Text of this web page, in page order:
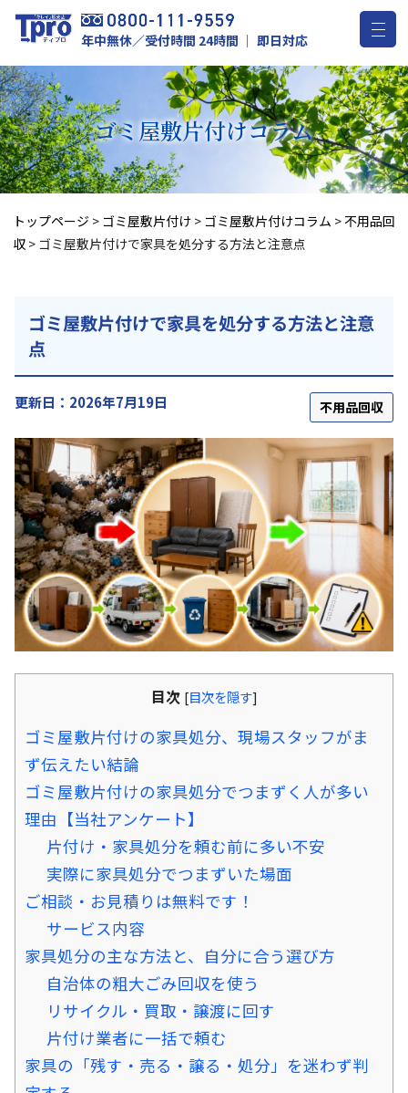
年中無休／受付時間 24時間 ｜ 即日対応
ゴミ屋敷片付けコラム
トップページ > ゴミ屋敷片付け > ゴミ屋敷片付けコラム >不用品回
収 > ゴミ屋敷片付けで家具を処分する方法と注意点
ゴミ屋敷片付けで家具を処分する方法と注意
点
更新日：2026年7月19日 不用品回収
目次 [目次を隠す]
ゴミ屋敷片付けの家具処分、現場スタッフがま
ず伝えたい結論
ゴミ屋敷片付けの家具処分でつまずく人が多い
理由【当社アンケート】
片付け・家具処分を頼む前に多い不安
実際に家具処分でつまずいた場面
ご相談・お見積りは無料です！
サービス内容
家具処分の主な方法と、自分に合う選び方
自治体の粗大ごみ回収を使う
リサイクル・買取・譲渡に回す
片付け業者に一括で頼む
家具の「残す・売る・譲る・処分」を迷わず判